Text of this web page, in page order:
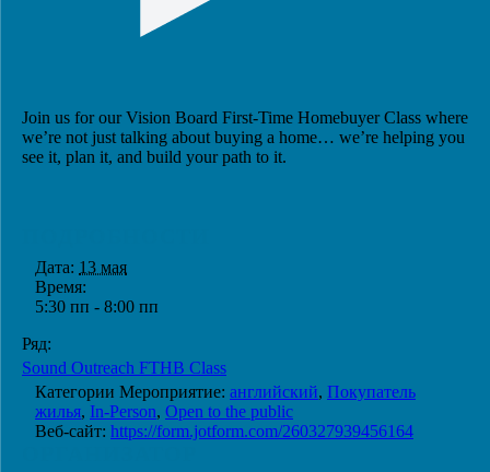
Join us for our Vision Board First-Time Homebuyer Class where
we’re not just talking about buying a home… we’re helping you
see it, plan it, and build your path to it.
Дата: 13 мая
Время:
5:30 пп - 8:00 пп
Ряд:
Sound Outreach FTHB Class
Категории Мероприятие: английский, Покупатель
жилья, In-Person, Open to the public
Веб-сайт: https://form.jotform.com/260327939456164